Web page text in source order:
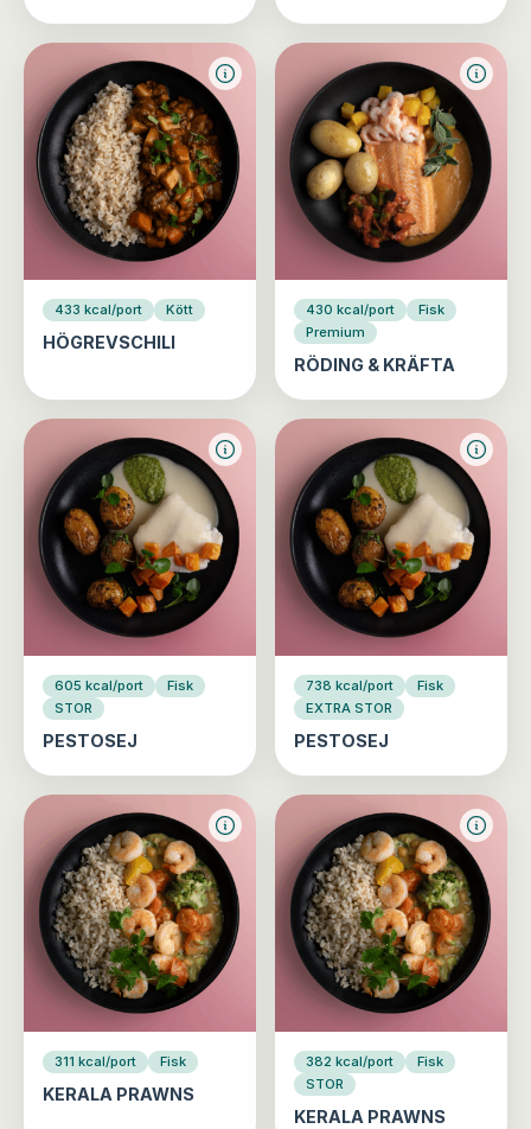
433 kcal/port Kött
HÖGREVSCHILI
430 kcal/port
Fisk
Premium
RÖDING & KRÄFTA
605 kcal/port
Fisk
STOR
PESTOSEJ
738 kcal/port
Fisk
EXTRA STOR
PESTOSEJ
311 kcal/port Fisk
KERALA PRAWNS
382 kcal/port
Fisk
STOR
KERALA PRAWNS